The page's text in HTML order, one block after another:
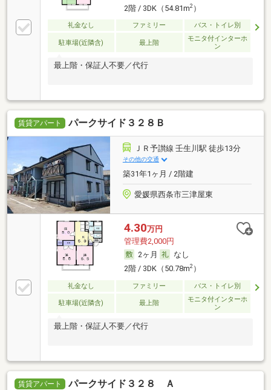
2階 / 3DK（54.81m2）
礼金なし ファミリー バス・トイレ別
駐車場(近隣含) 最上階
モニタ付インターホ
ン
最上階・保証人不要／代行
賃貸アパート パークサイド３２８Ｂ
ＪＲ予讃線 壬生川駅 徒歩13分
その他の交通
築31年1ヶ月 / 2階建
愛媛県西条市三津屋東
4.30万円
管理費2,000円
2ヶ月
なし
2階 / 3DK（50.78m2）
礼金なし ファミリー バス・トイレ別
駐車場(近隣含) 最上階
モニタ付インターホ
ン
最上階・保証人不要／代行
賃貸アパート パークサイド３２８ Ａ